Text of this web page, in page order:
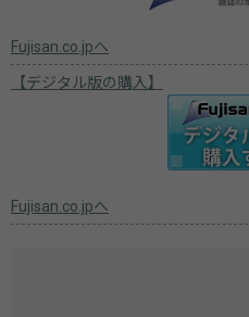
Fujisan.co.jpへ
【デジタル版の購入】
Fujisan.co.jpへ